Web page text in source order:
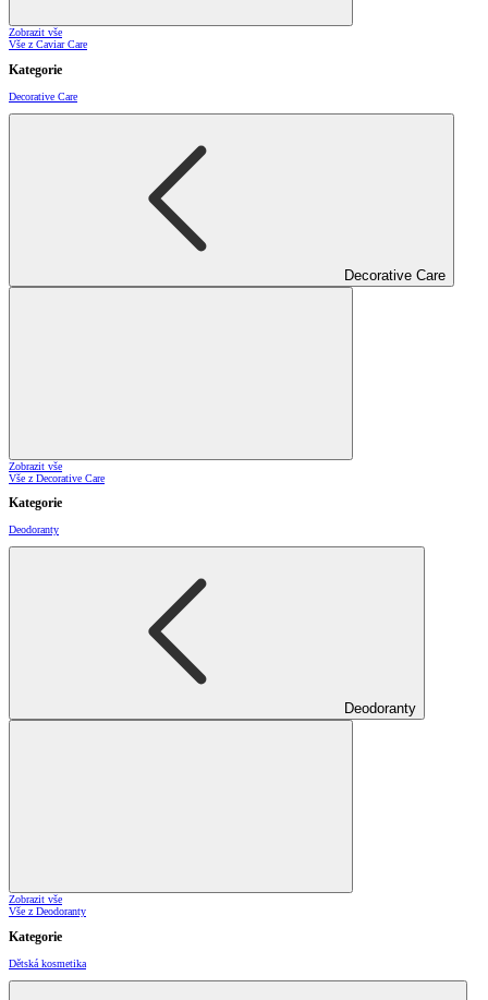
Zobrazit vše
Vše z Caviar Care
Kategorie
Decorative Care
Decorative Care
Zobrazit vše
Vše z Decorative Care
Kategorie
Deodoranty
Deodoranty
Zobrazit vše
Vše z Deodoranty
Kategorie
Dětská kosmetika